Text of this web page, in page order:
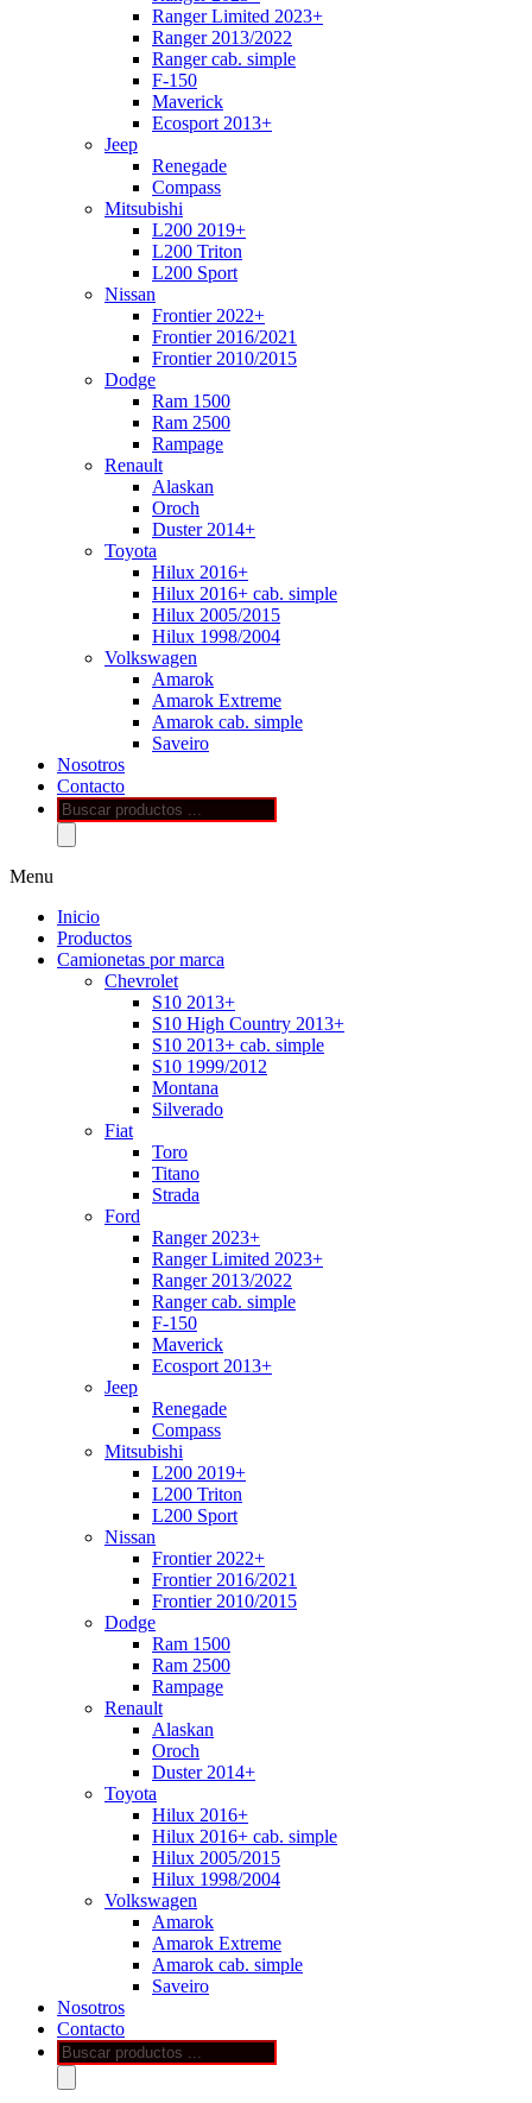
Ranger Limited 2023+
Ranger 2013/2022
Ranger cab. simple
F-150
Maverick
Ecosport 2013+
Jeep
Renegade
Compass
Mitsubishi
L200 2019+
L200 Triton
L200 Sport
Nissan
Frontier 2022+
Frontier 2016/2021
Frontier 2010/2015
Dodge
Ram 1500
Ram 2500
Rampage
Renault
Alaskan
Oroch
Duster 2014+
Toyota
Hilux 2016+
Hilux 2016+ cab. simple
Hilux 2005/2015
Hilux 1998/2004
Volkswagen
Amarok
Amarok Extreme
Amarok cab. simple
Saveiro
Nosotros
Contacto
Búsqueda
de
productos
Menu
Inicio
Productos
Camionetas por marca
Chevrolet
S10 2013+
S10 High Country 2013+
S10 2013+ cab. simple
S10 1999/2012
Montana
Silverado
Fiat
Toro
Titano
Strada
Ford
Ranger 2023+
Ranger Limited 2023+
Ranger 2013/2022
Ranger cab. simple
F-150
Maverick
Ecosport 2013+
Jeep
Renegade
Compass
Mitsubishi
L200 2019+
L200 Triton
L200 Sport
Nissan
Frontier 2022+
Frontier 2016/2021
Frontier 2010/2015
Dodge
Ram 1500
Ram 2500
Rampage
Renault
Alaskan
Oroch
Duster 2014+
Toyota
Hilux 2016+
Hilux 2016+ cab. simple
Hilux 2005/2015
Hilux 1998/2004
Volkswagen
Amarok
Amarok Extreme
Amarok cab. simple
Saveiro
Nosotros
Contacto
Búsqueda
de
productos